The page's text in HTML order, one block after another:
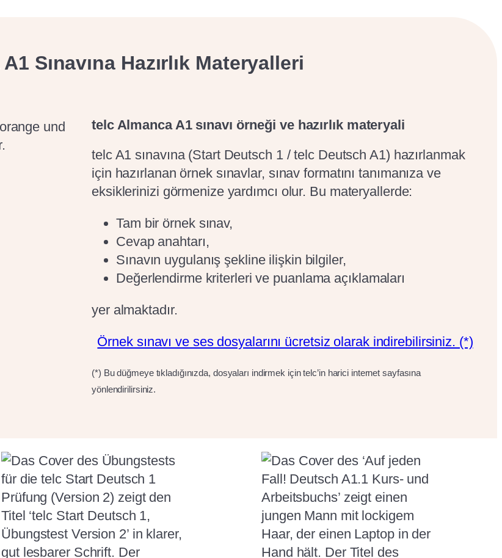
A1 Sınavına Hazırlık Materyalleri
telc Almanca A1 sınavı örneği ve hazırlık materyali
telc A1 sınavına (Start Deutsch 1 / telc Deutsch A1) hazırlanmak
için hazırlanan örnek sınavlar, sınav formatını tanımanıza ve
eksiklerinizi görmenize yardımcı olur. Bu materyallerde:
Tam bir örnek sınav,
Cevap anahtarı,
Sınavın uygulanış şekline ilişkin bilgiler,
Değerlendirme kriterleri ve puanlama açıklamaları
yer almaktadır.
Örnek sınavı ve ses dosyalarını ücretsiz olarak indirebilirsiniz. (*)
(*) Bu düğmeye tıkladığınızda, dosyaları indirmek için telc’in harici internet sayfasına
yönlendirilirsiniz.